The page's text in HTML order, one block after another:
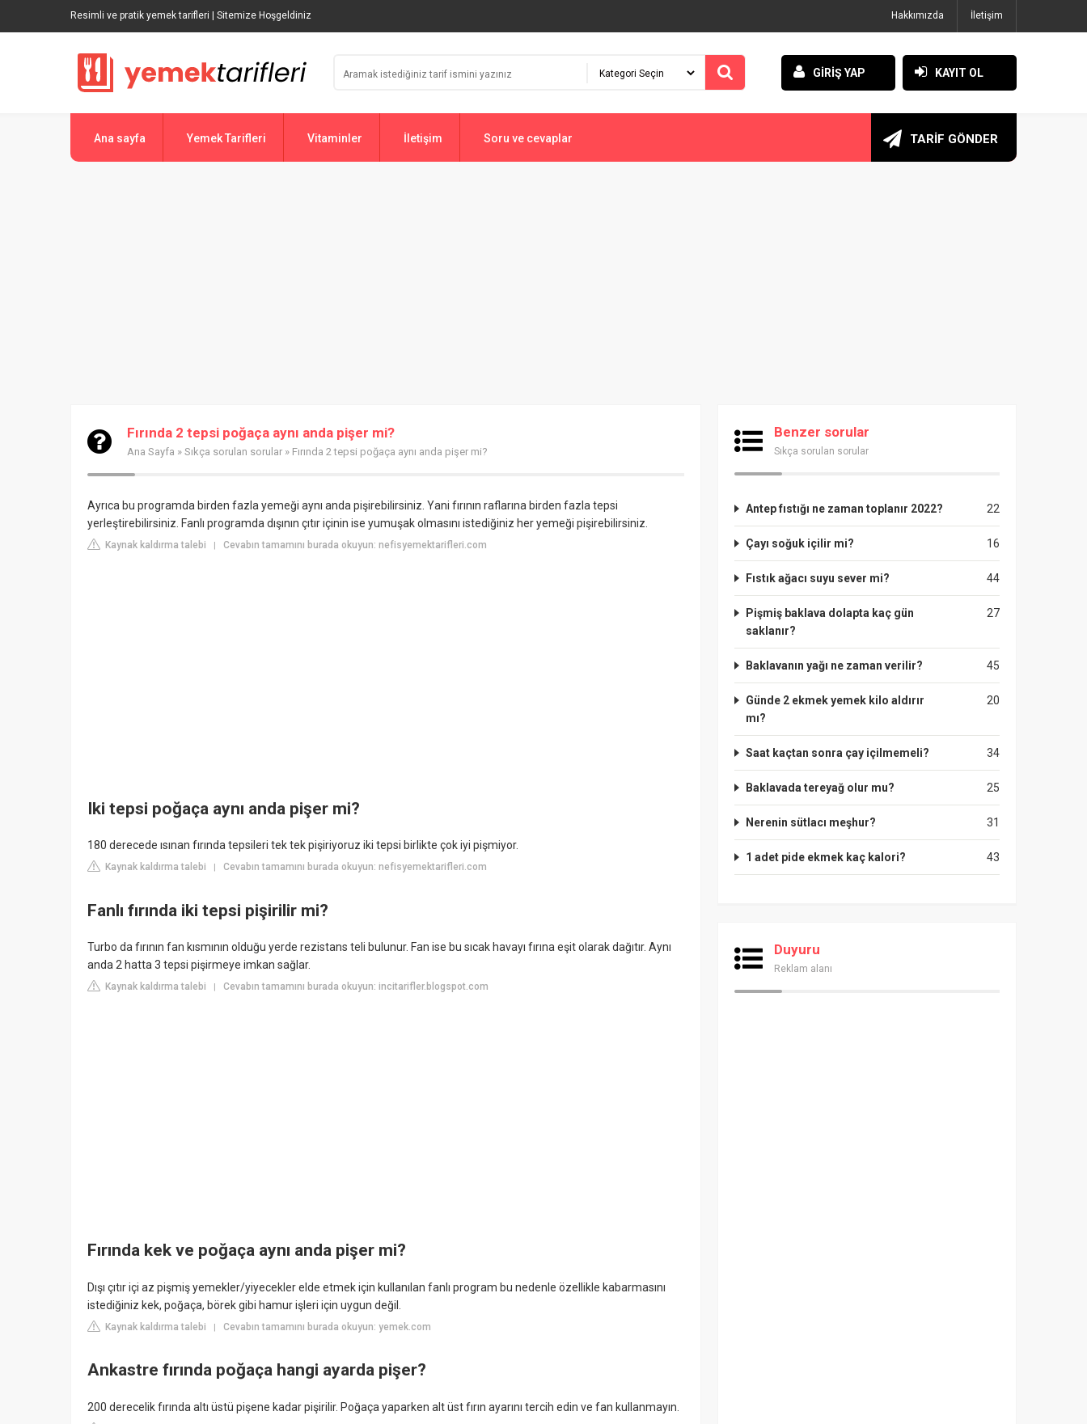
Resimli ve pratik yemek tarifleri | Sitemize Hoşgeldiniz Hakkımızda İletişim
GİRİŞ YAP KAYIT OL
Ana sayfa Yemek Tarifleri Vitaminler İletişim Soru ve cevaplar TARİF GÖNDER
Fırında 2 tepsi poğaça aynı anda pişer mi?
Ana Sayfa » Sıkça sorulan sorular » Fırında 2 tepsi poğaça aynı anda pişer mi?
Ayrıca bu programda birden fazla yemeği aynı anda pişirebilirsiniz. Yani fırının raflarına birden fazla tepsi
yerleştirebilirsiniz. Fanlı programda dışının çıtır içinin ise yumuşak olmasını istediğiniz her yemeği pişirebilirsiniz.
Kaynak kaldırma talebi | Cevabın tamamını burada okuyun: nefisyemektarifleri.com
Iki tepsi poğaça aynı anda pişer mi?
180 derecede ısınan fırında tepsileri tek tek pişiriyoruz iki tepsi birlikte çok iyi pişmiyor.
Kaynak kaldırma talebi Cevabın tamamını burada okuyun: nefisyemektarifleri.com
Fanlı fırında iki tepsi pişirilir mi?
Turbo da fırının fan kısmının olduğu yerde rezistans teli bulunur. Fan ise bu sıcak havayı fırına eşit olarak dağıtır. Aynı
anda 2 hatta 3 tepsi pişirmeye imkan sağlar.
Kaynak kaldırma talebi Cevabın tamamını burada okuyun: incitarifler.blogspot.com
Fırında kek ve poğaça aynı anda pişer mi?
Dışı çıtır içi az pişmiş yemekler/yiyecekler elde etmek için kullanılan fanlı program bu nedenle özellikle kabarmasını
istediğiniz kek, poğaça, börek gibi hamur işleri için uygun değil.
Kaynak kaldırma talebi | Cevabın tamamını burada okuyun: yemek.com
Ankastre fırında poğaça hangi ayarda pişer?
200 derecelik fırında altı üstü pişene kadar pişirilir. Poğaça yaparken alt üst fırın ayarını tercih edin ve fan kullanmayın.
Benzer sorular
Sıkça sorulan sorular
22
Antep fıstığı ne zaman toplanır 2022?
16
Çayı soğuk içilir mi?
44
Fıstık ağacı suyu sever mi?
27
Pişmiş baklava dolapta kaç gün
saklanır?
45
Baklavanın yağı ne zaman verilir?
20
Günde 2 ekmek yemek kilo aldırır
mı?
34
Saat kaçtan sonra çay içilmemeli?
25
Baklavada tereyağ olur mu?
31
Nerenin sütlacı meşhur?
43
1 adet pide ekmek kaç kalori?
Duyuru
Reklam alanı